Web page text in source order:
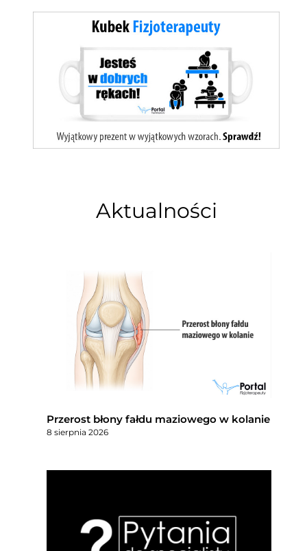
Aktualności
Przerost błony fałdu maziowego w kolanie
8 sierpnia 2026